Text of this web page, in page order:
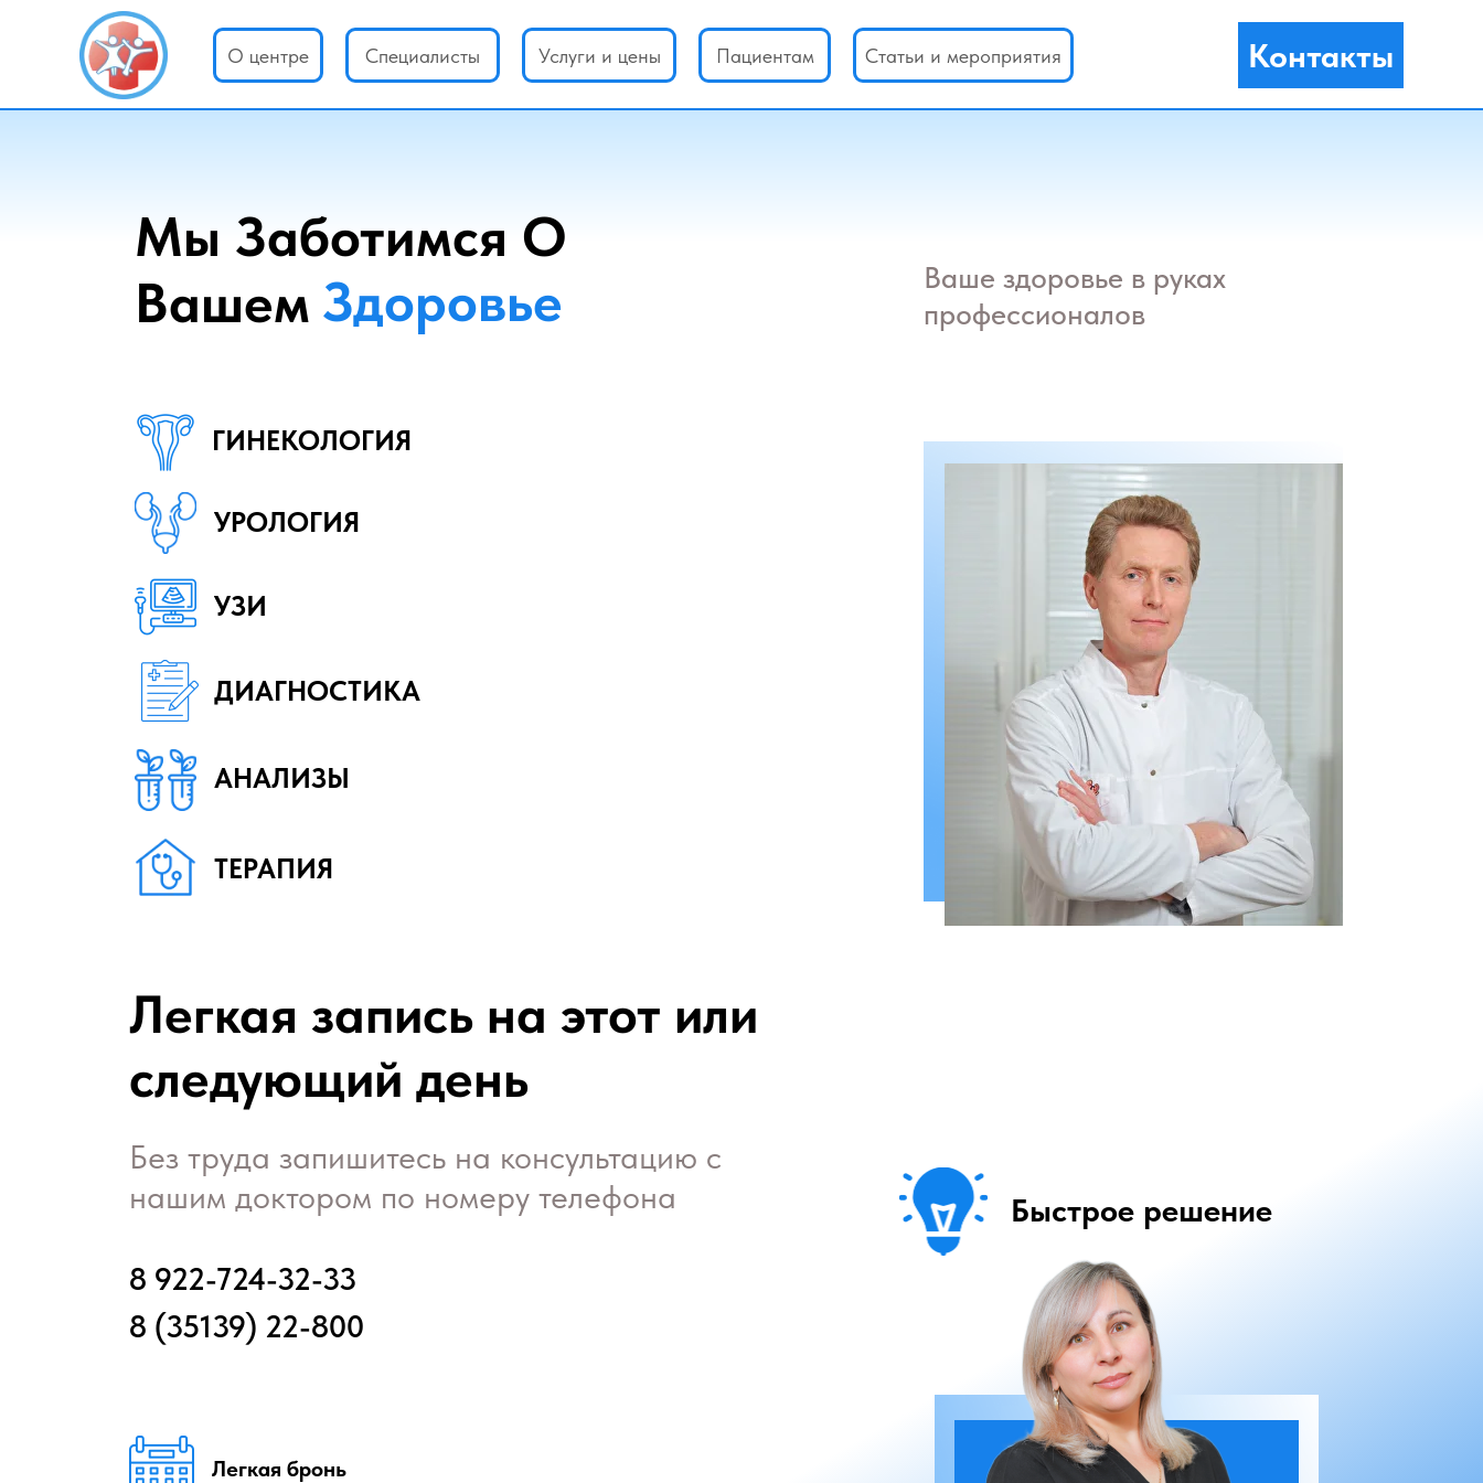
Контакты
О центре Пациентам
Специалисты Статьи и мероприятия
Услуги и цены
Ваше здоровье в руках
профессионалов
УРОЛОГИЯ
ГИНЕКОЛОГИЯ
ДИАГНОСТИКА
АНАЛИЗЫ
ТЕРАПИЯ
УЗИ
Мы Заботимся О
Вашем Здоровье
Быстрое решение
Легкая запись на этот или
следующий день
Без труда запишитесь на консультацию с
нашим доктором по номеру телефона
Легкая бронь
8 922-724-32-33
8 (35139) 22-800